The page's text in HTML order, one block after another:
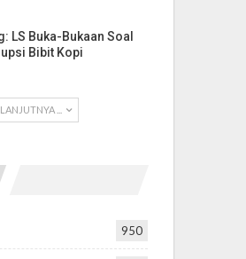
LS Buka-Bukaan Soal
Bibit Kopi
...
950